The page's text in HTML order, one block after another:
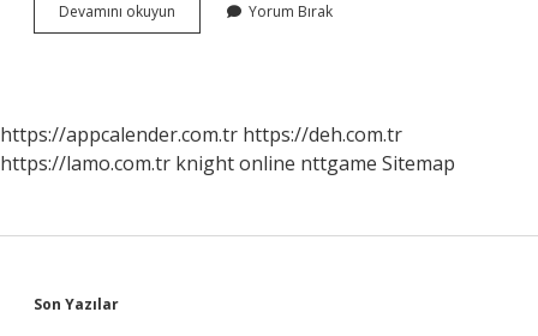
Devamını okuyun
Eti
Yorum Bırak
https://appcalender.com.tr https://deh.com.tr
https://lamo.com.tr knight online nttgame Sitemap
Sidebar
Son Yazılar